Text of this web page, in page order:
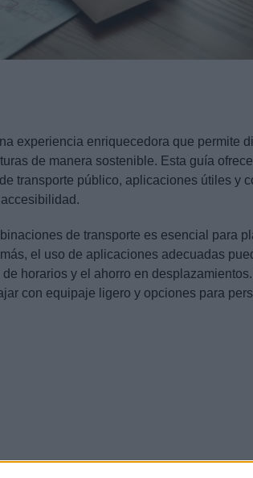
experiencia enriquecedora que permite
de manera sostenible. Esta guía
transporte público, aplicaciones útiles y
de transporte es esencial para
el uso de aplicaciones adecuadas
horarios y el ahorro en
con equipaje ligero y opciones para